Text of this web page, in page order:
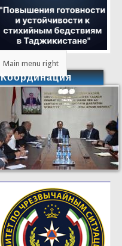
Main menu right
Координация